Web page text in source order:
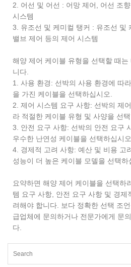
2. 어선 및 어선 : 어망 제어, 어선 조
시스템
3. 유조선 및 케미컬 탱커 : 유조선 및
밸브 제어 등의 제어 시스템
해양 제어 케이블 유형을 선택할 때
니다.
1. 사용 환경: 선박의 사용 환경에 따
을 가진 케이블을 선택하십시오.
2. 제어 시스템 요구 사항: 선박의 제
라 적절한 케이블 유형 및 사양을 선택
3. 안전 요구 사항: 선박의 안전 요구
우수한 난연성 케이블을 선택하십시오.
4. 경제적 고려 사항: 예산 및 비용 고
성능이 더 높은 케이블 모델을 선택하
요약하면 해양 제어 케이블을 선택하
템 요구 사항, 안전 요구 사항 및 경제
려해야 합니다. 보다 정확한 선택 조
급업체에 문의하거나 전문가에게 문
다.